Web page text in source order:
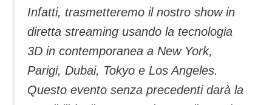
Infatti, trasmetteremo il nostro show in
diretta streaming usando la tecnologia
3D in contemporanea a New York,
Parigi, Dubai, Tokyo e Los Angeles.
Questo evento senza precedenti darà la